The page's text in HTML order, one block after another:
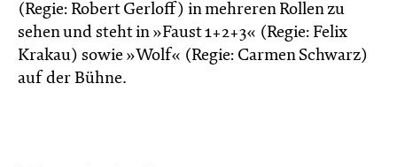
(Regie: Robert Gerloff) in mehreren Rollen zu
sehen und steht in »Faust 1+2+3« (Regie: Felix
Krakau) sowie »Wolf« (Regie: Carmen Schwarz)
auf der Bühne.